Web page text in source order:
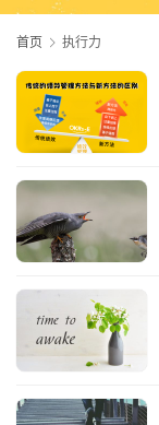
首页 执行力